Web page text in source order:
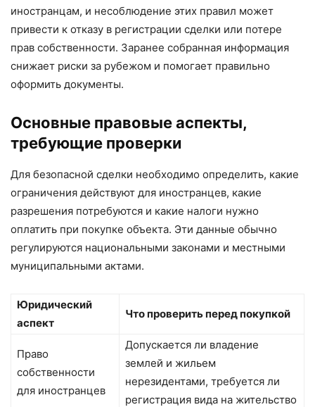
иностранцам, и несоблюдение этих правил может
привести к отказу в регистрации сделки или потере
прав собственности. Заранее собранная информация
снижает риски за рубежом и помогает правильно
оформить документы.
Основные правовые аспекты,
требующие проверки
Для безопасной сделки необходимо определить, какие
ограничения действуют для иностранцев, какие
разрешения потребуются и какие налоги нужно
оплатить при покупке объекта. Эти данные обычно
регулируются национальными законами и местными
муниципальными актами.
Юридический
аспект
Что проверить перед покупкой
Право
собственности
для иностранцев
Допускается ли владение
землей и жильем
нерезидентами, требуется ли
регистрация вида на жительство